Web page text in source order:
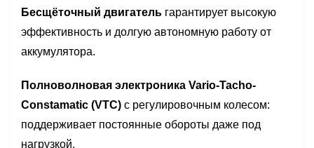
Бесщёточный двигатель гарантирует высокую
эффективность и долгую автономную работу от
аккумулятора.
Полноволновая электроника Vario-Tacho-
Constamatic (VTC) с регулировочным колесом:
поддерживает постоянные обороты даже под
нагрузкой.